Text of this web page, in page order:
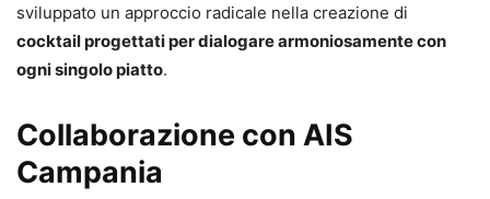
sviluppato un approccio radicale nella creazione di
cocktail progettati per dialogare armoniosamente con
ogni singolo piatto.
Collaborazione con AIS
Campania